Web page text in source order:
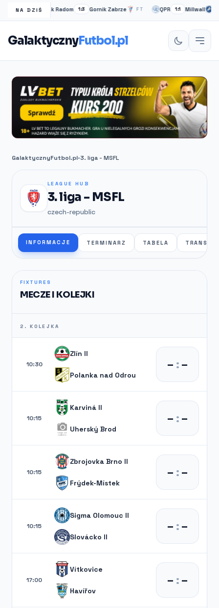
NA DZIŚ
Radomiak Radom 1:3 Gornik Zabrze FT QPR 1:1 Millwall PEN
GalaktycznyFutbol.pl
GalaktycznyFutbol.pl•3. liga - MSFL
LEAGUE HUB
3. liga - MSFL
czech-republic
INFORMACJE TERMINARZ TABELA
FIXTURES
MECZE I KOLEJKI
2. KOLEJKA
10:30
Zlín II
Polanka nad Odrou
– :–
10:15
Karviná II
Uherský Brod
– :–
10:15
Zbrojovka Brno II
Frýdek-Místek
– :–
10:15
Sigma Olomouc II
Slovácko II
– :–
17:00
Vítkovice
Havířov
– :–